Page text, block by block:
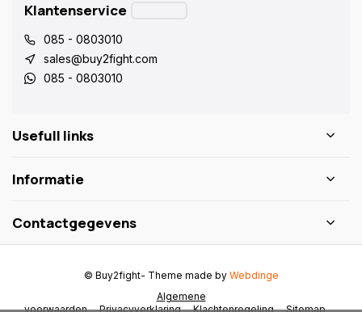
Klantenservice
085 - 0803010
sales@buy2fight.com
085 - 0803010
Usefull links
Informatie
Contactgegevens
Algemene
voorwaarden
Privacyverklaring Klachtenregeling Sitemap
© Buy2fight- Theme made by Webdinge